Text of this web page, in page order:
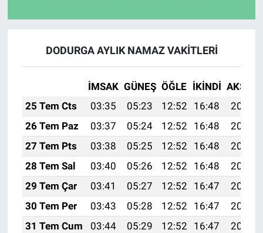
DODURGA AYLIK NAMAZ VAKITLERI
İMSAK GÜNEŞ ÖĞLE İKINDI AKŞAM
25 Tem Cts
03:35 05:23 12:52 16:48
20:11
26 Tem Paz
03:37 05:24 12:52 16:48
20:11
27 Tem Pts
03:38 05:25 12:52 16:48
20:10
28 Tem Sal
03:40 05:26 12:52 16:48
20:09
29 Tem Çar
03:41 05:27 12:52 16:47
20:08
30 Tem Per
03:43 05:28 12:52 16:47
20:07
31 Tem Cum
03:44 05:29 12:52 16:47
20:06